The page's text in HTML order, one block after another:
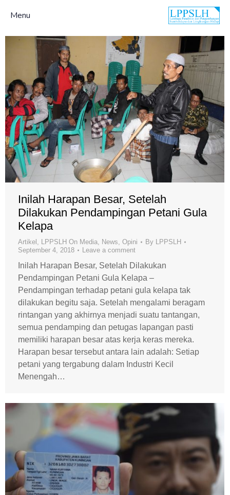
Menu
Inilah Harapan Besar, Setelah
Dilakukan Pendampingan Petani Gula
Kelapa
Artikel LPPSLH On Media News Opini By LPPSLH
September 4, 2018
Leave a comment
Inilah Harapan Besar, Setelah Dilakukan
Pendampingan Petani Gula Kelapa –
Pendampingan terhadap petani gula kelapa tak
dilakukan begitu saja. Setelah mengalami beragam
rintangan yang akhirnya menjadi suatu tantangan,
semua pendamping dan petugas lapangan pasti
memiliki harapan besar atas kerja keras mereka.
Harapan besar tersebut antara lain adalah: Setiap
petani yang tergabung dalam Industri Kecil
Menengah…